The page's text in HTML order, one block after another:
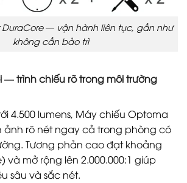
DuraCore — vận hành liên tục, gần như
không cần bảo trì
— trình chiếu rõ trong môi trường
4.500 lumens, Máy chiếu Optoma
ảnh rõ nét ngay cả trong phòng có
Tương phản cao đạt khoảng
và mở rộng lên 2.000.000:1 giúp
sâu và sắc nét.